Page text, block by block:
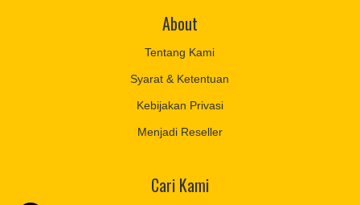
About
Tentang Kami
Syarat & Ketentuan
Kebijakan Privasi
Menjadi Reseller
Cari Kami